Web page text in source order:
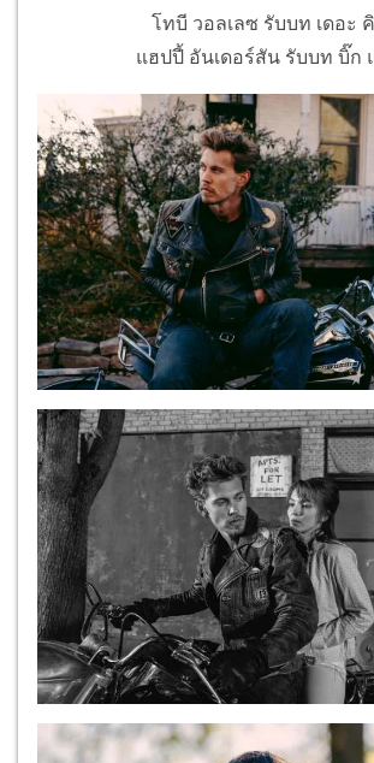
โทบี วอลเลซ รับบท เดอะ
แฮปปี้ อันเดอร์สัน รับบท บิ๊ก